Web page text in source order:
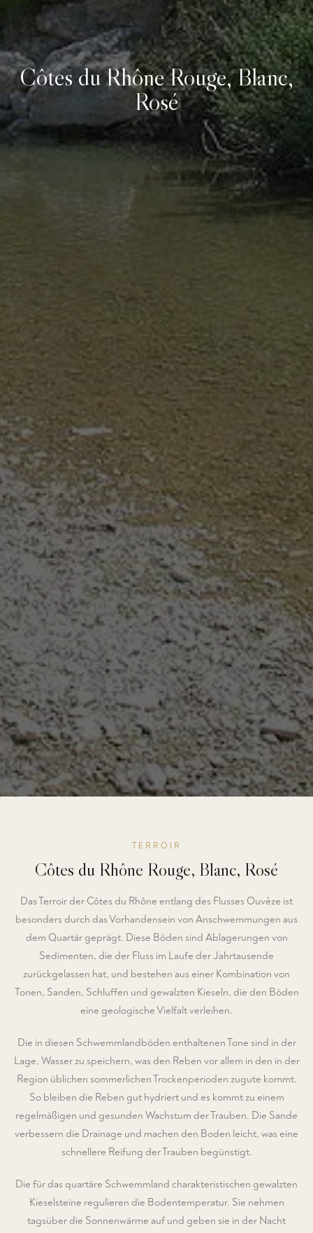
Côtes du Rhône Rouge, Blanc,
Rosé
TERROIR
Côtes du Rhône Rouge, Blanc, Rosé
Das Terroir der Côtes du Rhône entlang des Flusses Ouvèze ist
besonders durch das Vorhandensein von Anschwemmungen aus
dem Quartär geprägt. Diese Böden sind Ablagerungen von
Sedimenten, die der Fluss im Laufe der Jahrtausende
zurückgelassen hat, und bestehen aus einer Kombination von
Tonen, Sanden, Schluffen und gewalzten Kieseln, die den Böden
eine geologische Vielfalt verleihen.
Die in diesen Schwemmlandböden enthaltenen Tone sind in der
Lage, Wasser zu speichern, was den Reben vor allem in den in der
Region üblichen sommerlichen Trockenperioden zugute kommt.
So bleiben die Reben gut hydriert und es kommt zu einem
regelmäßigen und gesunden Wachstum der Trauben. Die Sande
verbessern die Drainage und machen den Boden leicht, was eine
schnellere Reifung der Trauben begünstigt.
Die für das quartäre Schwemmland charakteristischen gewalzten
Kieselsteine regulieren die Bodentemperatur. Sie nehmen
tagsüber die Sonnenwärme auf und geben sie in der Nacht